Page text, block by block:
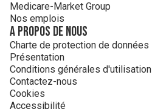
Medicare-Market Group
Nos emplois
A propos de nous
Charte de protection de données
Présentation
Conditions générales d'utilisation
Contactez-nous
Cookies
Accessibilité